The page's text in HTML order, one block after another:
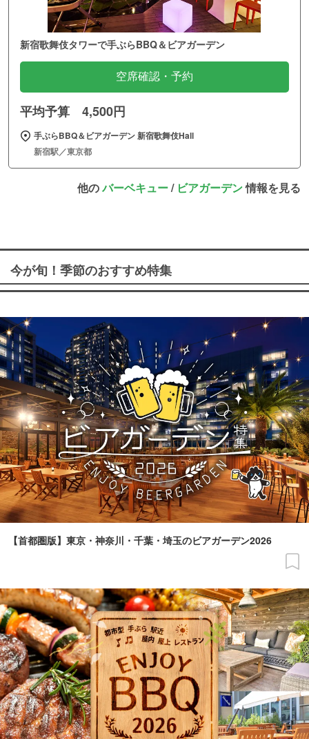
新宿歌舞伎タワーで手ぶらBBQ＆ビアガーデン
空席確認・予約
平均予算 4,500円
手ぶらBBQ＆ビアガーデン 新宿歌舞伎Hall
新宿駅／東京都
他のバーベキュー/ ビアガーデン情報を見る
今が旬！季節のおすすめ特集
【首都圏版】東京・神奈川・千葉・埼玉のビアガーデン2026